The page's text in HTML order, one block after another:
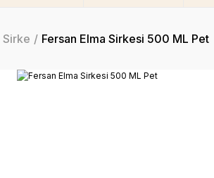
Sirke Fersan Elma Sirkesi 500 ML Pet